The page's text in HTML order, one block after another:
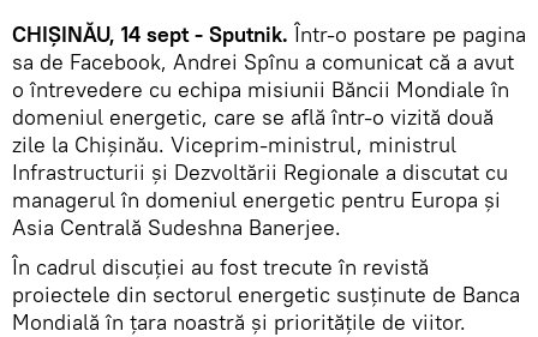
CHIȘINĂU, 14 sept - Sputnik. Într-o postare pe pagina
sa de Facebook, Andrei Spînu a comunicat că a avut
o întrevedere cu echipa misiunii Băncii Mondiale în
domeniul energetic, care se află într-o vizită două
zile la Chișinău. Viceprim-ministrul, ministrul
Infrastructurii și Dezvoltării Regionale a discutat cu
managerul în domeniul energetic pentru Europa și
Asia Centrală Sudeshna Banerjee.
În cadrul discuției au fost trecute în revistă
proiectele din sectorul energetic susținute de Banca
Mondială în țara noastră și prioritățile de viitor.